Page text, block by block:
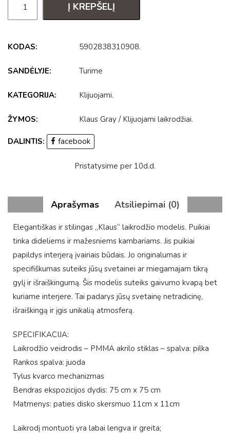
Į KREPŠELĮ
KODAS: 5902838310908.
SANDĖLYJE: Turime
KATEGORIJA: Klijuojami.
ŽYMOS: Klaus Gray / Klijuojami laikrodžiai.
DALINTIS: facebook
Pristatysime per 10d.d.
Aprašymas Atsiliepimai (0)
Elegantiškas ir stilingas „Klaus“ laikrodžio modelis. Puikiai
tinka dideliems ir mažesniems kambariams. Jis puikiai
papildys interjerą įvairiais būdais. Jo originalumas ir
specifiškumas suteiks jūsų svetainei ar miegamajam tikrą
gylį ir išraiškingumą. Šis modelis suteiks gaivumo kvapą bet
kuriame interjere. Tai padarys jūsų svetainę netradicinę,
išraiškingą ir įgis unikalią atmosferą.
SPECIFIKACIJA:
Laikrodžio veidrodis – PMMA akrilo stiklas – spalva: pilka
Rankos spalva: juoda
Tylus kvarco mechanizmas
Bendras ekspozicijos dydis: 75 cm x 75 cm
Matmenys: paties disko skersmuo 11cm x 11cm
Laikrodį montuoti yra labai lengva ir greita;